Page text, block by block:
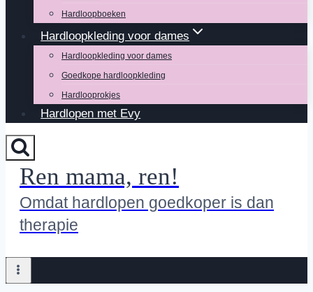
Hardloopboeken
Hardloopkleding voor dames
Hardloopkleding voor dames
Goedkope hardloopkleding
Hardlooprokjes
Hardlopen met Evy
Ren mama, ren!
Omdat hardlopen goedkoper is dan
therapie